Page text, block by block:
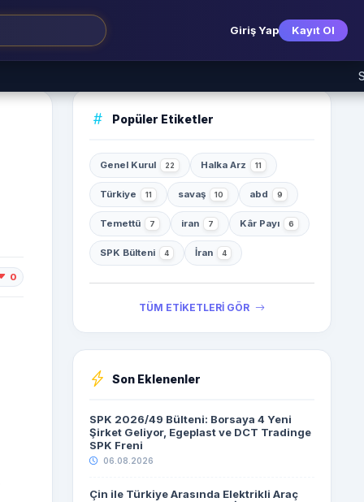
Giriş Yap Kayıt Ol
SPK
0
Popüler Etiketler
Genel Kurul 22 Halka Arz 11
Türkiye 11 savaş 10 abd 9
Temettü 7 iran 7 Kâr Payı 6
SPK Bülteni 4 İran 4
TÜM ETİKETLERİ GÖR
Son Eklenenler
SPK 2026/49 Bülteni: Borsaya 4 Yeni
Şirket Geliyor, Egeplast ve DCT Tradinge
SPK Freni
06.08.2026
Çin ile Türkiye Arasında Elektrikli Araç